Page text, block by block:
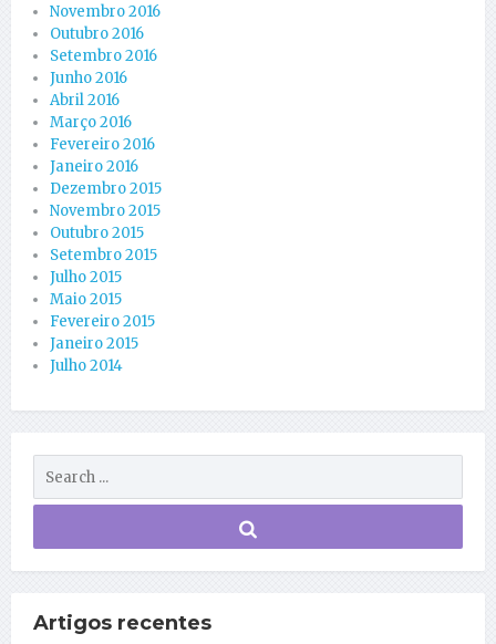
Novembro 2016
Outubro 2016
Setembro 2016
Junho 2016
Abril 2016
Março 2016
Fevereiro 2016
Janeiro 2016
Dezembro 2015
Novembro 2015
Outubro 2015
Setembro 2015
Julho 2015
Maio 2015
Fevereiro 2015
Janeiro 2015
Julho 2014
Artigos recentes